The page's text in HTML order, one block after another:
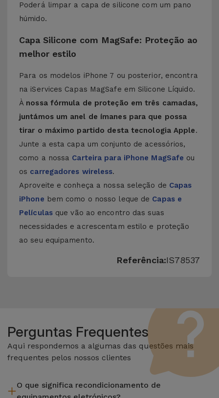
Poderá limpar a capa de silicone com um pano
húmido.
Capa Silicone com MagSafe: Proteção ao
melhor estilo
Para os modelos iPhone 7 ou posterior, encontra
na iServices Capas MagSafe em Silicone Líquido.
À nossa fórmula de proteção em três camadas,
juntámos um anel de ímanes para que possa
tirar o máximo partido desta tecnologia Apple.
Junte a esta capa um conjunto de acessórios,
como a nossa Carteira para iPhone MagSafe ou
os carregadores wireless.
Aproveite e conheça a nossa seleção de Capas
iPhone bem como o nosso leque de Capas e
Películasque vão ao encontro das suas
necessidades e acrescentam estilo e proteção
ao seu equipamento.
Referência:IS78537
Perguntas Frequentes
Aqui respondemos a algumas das questões mais
frequentes pelos nossos clientes
O que significa recondicionamento de